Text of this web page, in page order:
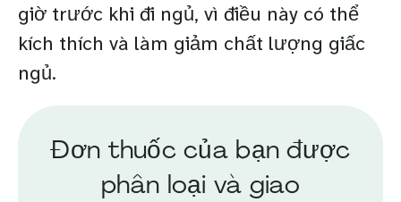
giờ trước khi đi ngủ, vì điều này có thể
kích thích và làm giảm chất lượng giấc
ngủ.
Đơn thuốc của bạn được
phân loại và giao